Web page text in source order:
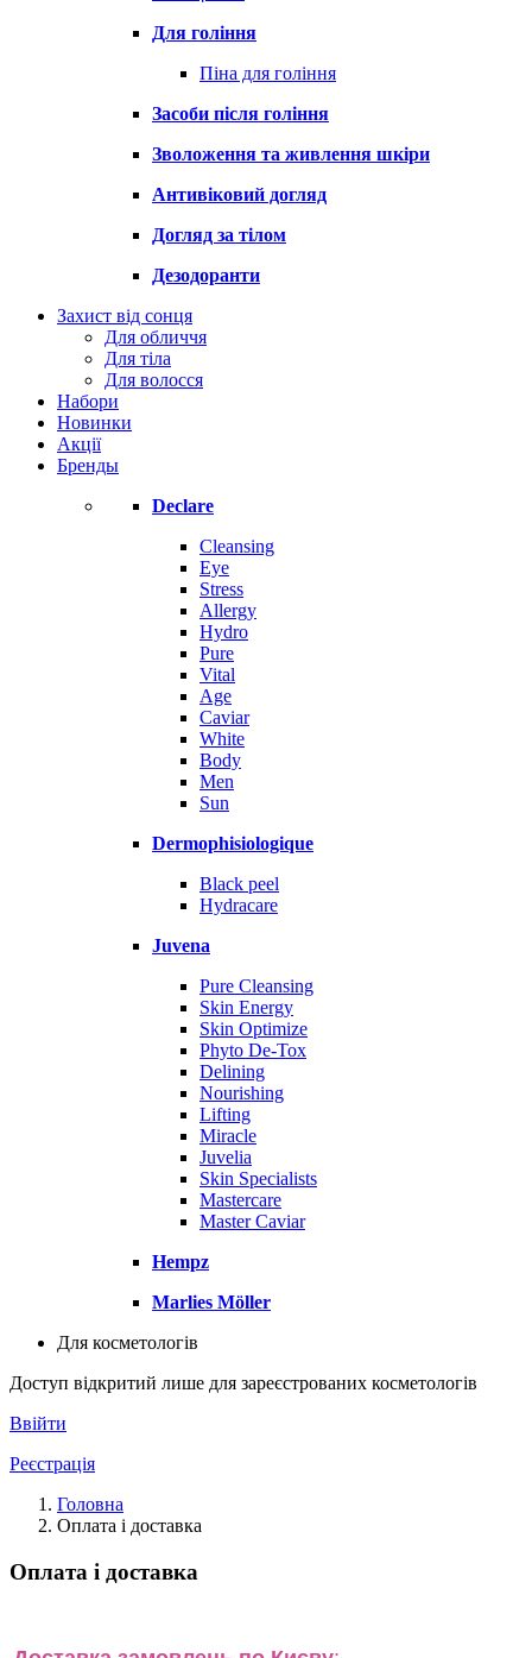
Для гоління
Піна для гоління
Засоби після гоління
Зволоження та живлення шкіри
Антивіковий догляд
Догляд за тілом
Дезодоранти
Захист від сонця
Для обличчя
Для тіла
Для волосся
Набори
Новинки
Акції
Бренды
Declare
Cleansing
Eye
Stress
Allergy
Hydro
Pure
Vital
Age
Caviar
White
Body
Men
Sun
Dermophisiologique
Black peel
Hydracare
Juvena
Pure Cleansing
Skin Energy
Skin Optimize
Phyto De-Tox
Delining
Nourishing
Lifting
Miracle
Juvelia
Skin Specialists
Mastercare
Master Caviar
Hempz
Marlies Möller
Для косметологів
Доступ відкритий лише для зареєстрованих косметологів
Ввійти
Реєстрація
Головна
Оплата і доставка
Оплата і доставка